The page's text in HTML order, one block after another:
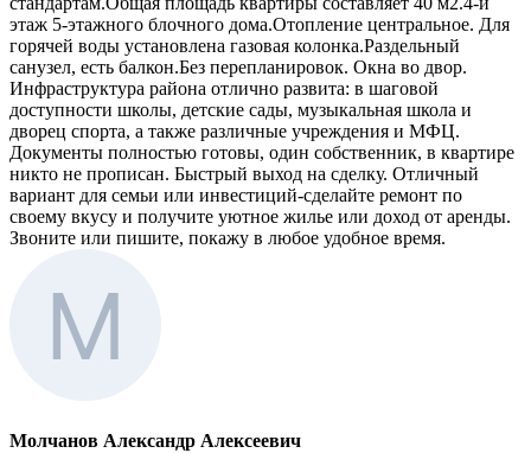
этаж 5-этажного блочного дома.Отопление центральное. Для
горячей воды установлена газовая колонка.Раздельный
санузел, есть балкон.Без перепланировок. Окна во двор.
Инфраструктура района отлично развита: в шаговой
доступности школы, детские сады, музыкальная школа и
дворец спорта, а также различные учреждения и МФЦ.
Документы полностью готовы, один собственник, в квартире
никто не прописан. Быстрый выход на сделку. Отличный
вариант для семьи или инвестиций-сделайте ремонт по
своему вкусу и получите уютное жилье или доход от аренды.
Звоните или пишите, покажу в любое удобное время.
Молчанов Александр Алексеевич